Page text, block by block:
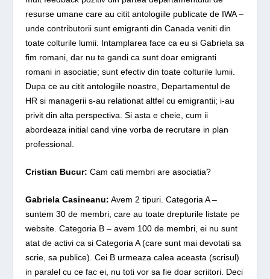
resurse umane care au citit antologiile publicate de IWA –
unde contributorii sunt emigranti din Canada veniti din
toate colturile lumii. Intamplarea face ca eu si Gabriela sa
fim romani, dar nu te gandi ca sunt doar emigranti
romani in asociatie; sunt efectiv din toate colturile lumii.
Dupa ce au citit antologiile noastre, Departamentul de
HR si managerii s-au relationat altfel cu emigrantii; i-au
privit din alta perspectiva. Si asta e cheie, cum ii
abordeaza initial cand vine vorba de recrutare in plan
professional.
Cristian Bucur: Cam cati membri are asociatia?
Gabriela Casineanu: Avem 2 tipuri. Categoria A –
suntem 30 de membri, care au toate drepturile listate pe
website. Categoria B – avem 100 de membri, ei nu sunt
atat de activi ca si Categoria A (care sunt mai devotati sa
scrie, sa publice). Cei B urmeaza calea aceasta (scrisul)
in paralel cu ce fac ei, nu toti vor sa fie doar scriitori. Deci